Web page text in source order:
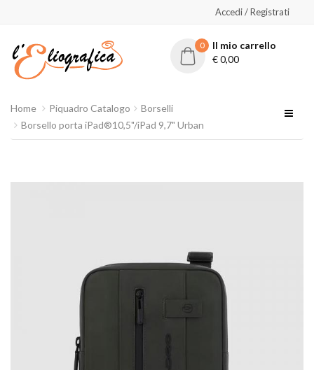
Accedi / Registrati
0
Il mio carrello
€0,00
Home Piquadro Catalogo
Borselli
Borsello porta iPad®10,5"/iPad 9,7" Urban